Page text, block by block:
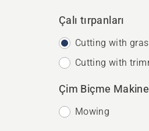
Çalı tırpanları
Cutting with
Cutting with
Çim Biçme
Mowing